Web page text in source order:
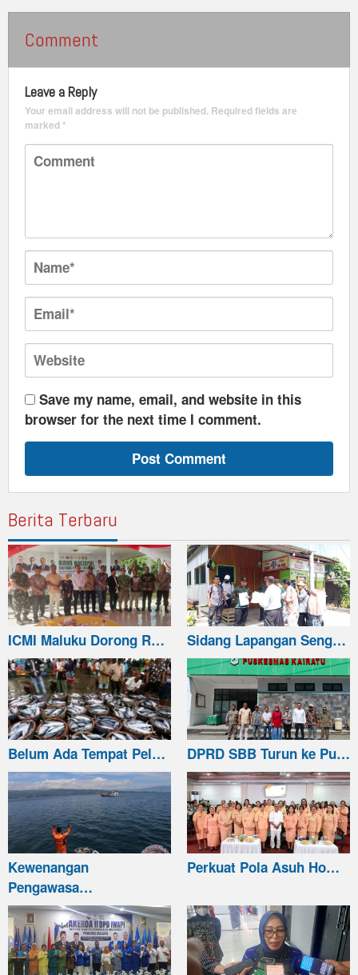
Comment
Leave a Reply
Your email address will not be published. Required fields are
marked*
Save my name, email, and website in this
browser for the next time I comment.
Berita Terbaru
ICMI Maluku Dorong R… Sidang Lapangan Seng…
Belum Ada Tempat Pel… DPRD SBB Turun ke Pu…
Kewenangan
Pengawasa…
Perkuat Pola Asuh Ho…